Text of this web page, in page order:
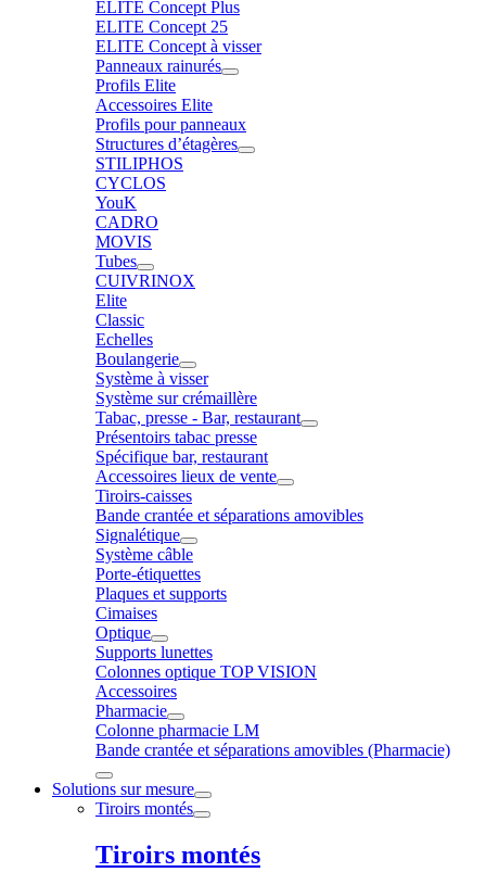
ELITE Concept Plus
ELITE Concept 25
ELITE Concept à visser
Panneaux rainurés
Profils Elite
Accessoires Elite
Profils pour panneaux
Structures d’étagères
STILIPHOS
CYCLOS
YouK
CADRO
MOVIS
Tubes
CUIVRINOX
Elite
Classic
Echelles
Boulangerie
Système à visser
Système sur crémaillère
Tabac, presse - Bar, restaurant
Présentoirs tabac presse
Spécifique bar, restaurant
Accessoires lieux de vente
Tiroirs-caisses
Bande crantée et séparations amovibles
Signalétique
Système câble
Porte-étiquettes
Plaques et supports
Cimaises
Optique
Supports lunettes
Colonnes optique TOP VISION
Accessoires
Pharmacie
Colonne pharmacie LM
Bande crantée et séparations amovibles (Pharmacie)
Solutions sur mesure
Tiroirs montés
Tiroirs montés